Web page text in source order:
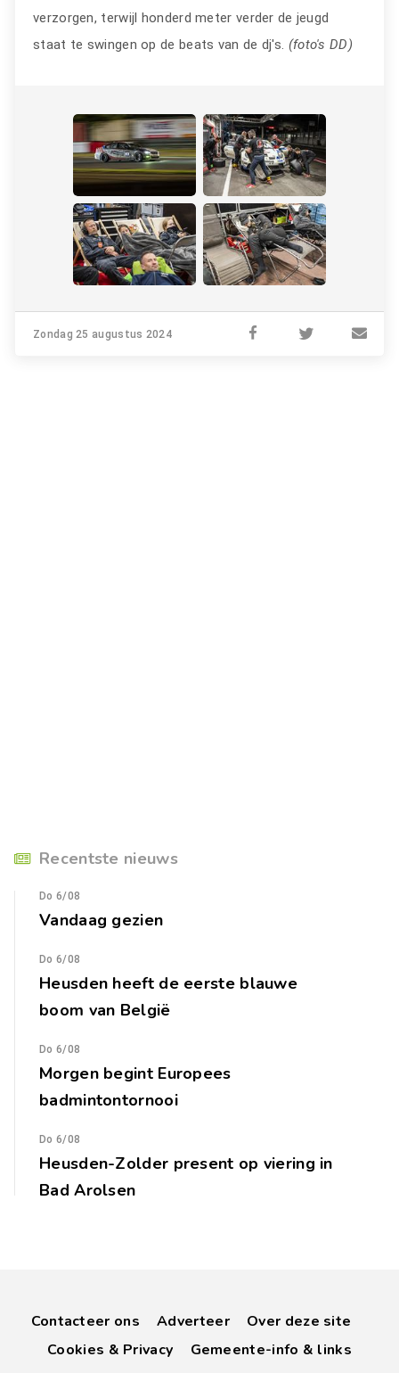
verzorgen, terwijl honderd meter verder de jeugd
staat te swingen op de beats van de dj's. (foto's DD)
Zondag 25 augustus 2024
Recentste nieuws
Do 6/08
Vandaag gezien
Do 6/08
Heusden heeft de eerste blauwe
boom van België
Do 6/08
Morgen begint Europees
badmintontornooi
Do 6/08
Heusden-Zolder present op viering in
Bad Arolsen
Contacteer ons Adverteer
Over deze site
Cookies & Privacy
Gemeente-info & links